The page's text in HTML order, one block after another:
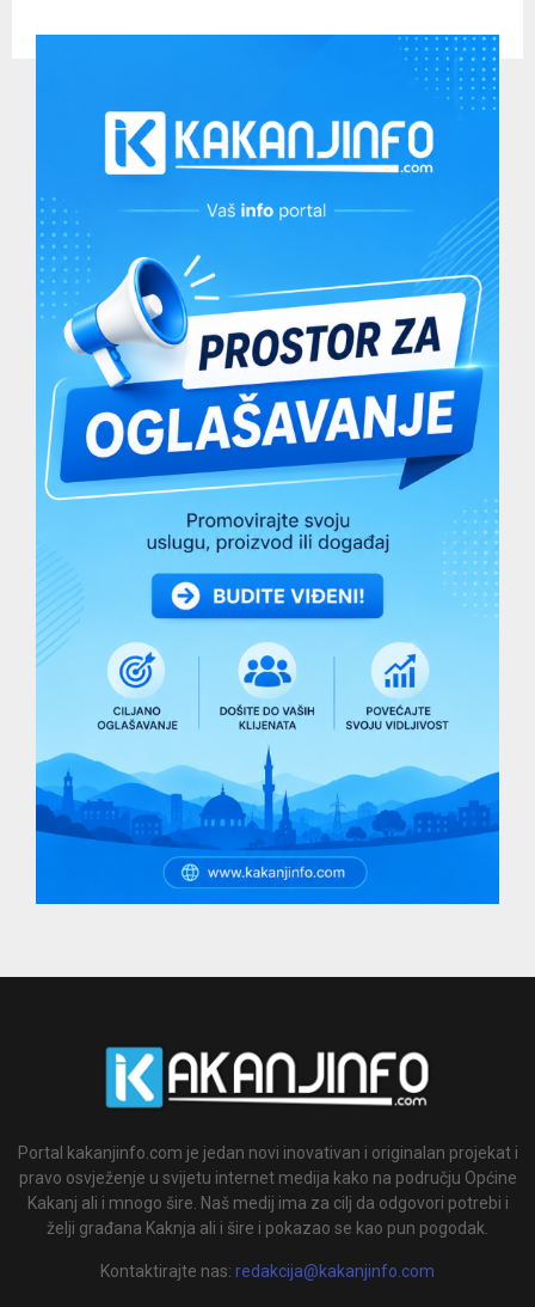
Portal kakanjinfo.com je jedan novi inovativan i originalan projekat i
pravo osvježenje u svijetu internet medija kako na području Općine
Kakanj ali i mnogo šire. Naš medij ima za cilj da odgovori potrebi i
želji građana Kaknja ali i šire i pokazao se kao pun pogodak.
Kontaktirajte nas: redakcija@kakanjinfo.com